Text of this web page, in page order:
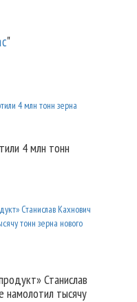
"
4 млн тонн
Станислав
намолотил тысячу